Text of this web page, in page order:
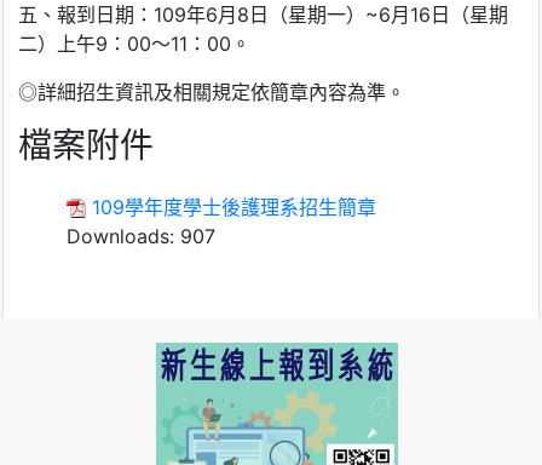
五、報到日期： 109年6月8日（星期一） ~6月16日（星期
二）上午9 ： 00～11 ： 00 。
◎詳細招生資訊及相關規定依簡章內容為準。
檔案附件
109學年度學士後護理系招生簡章
Downloads: 907